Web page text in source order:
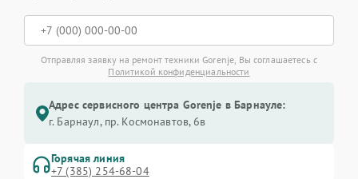
Отправляя заявку на ремонт техники Gorenje, Вы соглашаетесь с
Политикой конфиденциальности
Адрес сервисного центра Gorenje в Барнауле:
г. Барнаул, ​пр. Космонавтов, 6в
Горячая линия
+7 (385) 254-68-04